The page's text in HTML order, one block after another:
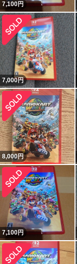
7,100円
7,000円
8,000円
7,100円